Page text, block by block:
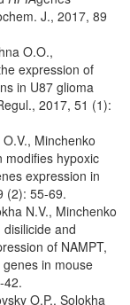
J., 2017, 89
O.O.,
expression of
in U87 glioma
2017, 51 (1):
Minchenko
modifies hypoxic
expression in
(2): 55-69.
N.V., Minchenko
and
of NAMPT,
genes in mouse
42.
O.P., Solokha